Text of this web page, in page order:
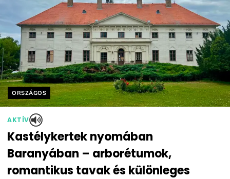
Helyszín címkék:
ORSZÁGOS
AKTÍV
Kastélykertek nyomában
Baranyában – arborétumok,
romantikus tavak és különleges